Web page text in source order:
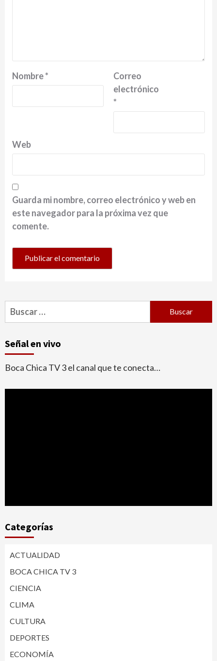
Nombre*
Correo
electrónico
*
Web
Guarda mi nombre, correo electrónico y web en
este navegador para la próxima vez que
comente.
Buscar:
Señal en vivo
Boca Chica TV 3 el canal que te conecta…
Categorías
ACTUALIDAD
BOCA CHICA TV 3
CIENCIA
CLIMA
CULTURA
DEPORTES
ECONOMÍA